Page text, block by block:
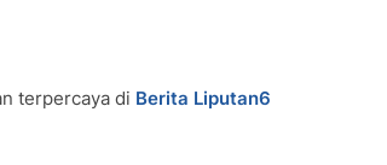
terpercaya di Berita Liputan6